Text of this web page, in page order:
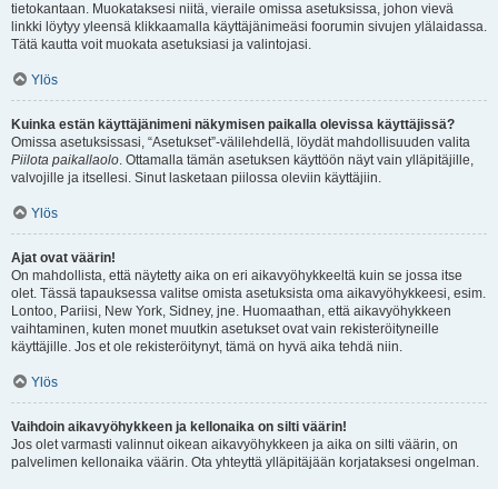
tietokantaan. Muokataksesi niitä, vieraile omissa asetuksissa, johon vievä
linkki löytyy yleensä klikkaamalla käyttäjänimeäsi foorumin sivujen ylälaidassa.
Tätä kautta voit muokata asetuksiasi ja valintojasi.
Ylös
Kuinka estän käyttäjänimeni näkymisen paikalla olevissa käyttäjissä?
Omissa asetuksissasi, “Asetukset”-välilehdellä, löydät mahdollisuuden valita
Piilota paikallaolo. Ottamalla tämän asetuksen käyttöön näyt vain ylläpitäjille,
valvojille ja itsellesi. Sinut lasketaan piilossa oleviin käyttäjiin.
Ylös
Ajat ovat väärin!
On mahdollista, että näytetty aika on eri aikavyöhykkeeltä kuin se jossa itse
olet. Tässä tapauksessa valitse omista asetuksista oma aikavyöhykkeesi, esim.
Lontoo, Pariisi, New York, Sidney, jne. Huomaathan, että aikavyöhykkeen
vaihtaminen, kuten monet muutkin asetukset ovat vain rekisteröityneille
käyttäjille. Jos et ole rekisteröitynyt, tämä on hyvä aika tehdä niin.
Ylös
Vaihdoin aikavyöhykkeen ja kellonaika on silti väärin!
Jos olet varmasti valinnut oikean aikavyöhykkeen ja aika on silti väärin, on
palvelimen kellonaika väärin. Ota yhteyttä ylläpitäjään korjataksesi ongelman.